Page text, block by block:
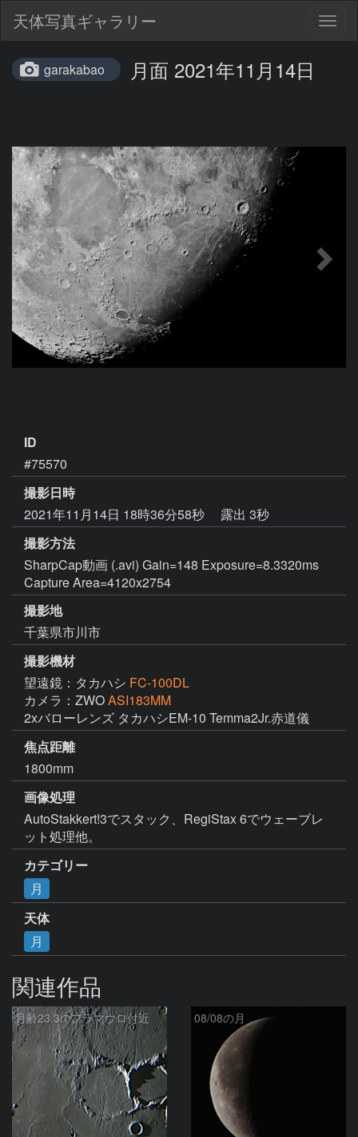
天体写真ギャラリー
garakabao 月面 2021年11月14日
ID
#75570
撮影日時
2021年11月14日 18時36分58秒
露出 3秒
撮影方法
SharpCap動画 (.avi) Gain=148 Exposure=8.3320ms
Capture Area=4120x2754
撮影地
千葉県市川市
撮影機材
望遠鏡：タカハシ FC-100DL
カメラ：ZWOASI183MM
2xバローレンズ タカハシEM-10 Temma2Jr.赤道儀
焦点距離
1800mm
画像処理
AutoStakkert!3でスタック、RegiStax 6でウェーブレ
ット処理他。
カテゴリー
月
天体
月
関連作品
月齢23.3のフラマウロ付近 08/08の月